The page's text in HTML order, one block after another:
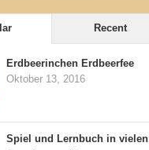
Recent
Erdbeerinchen Erdbeerfee
Oktober 13, 2016
Spiel und Lernbuch in vielen